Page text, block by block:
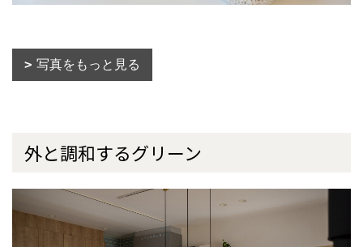
写真をもっと見る
外と調和するグリーン